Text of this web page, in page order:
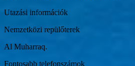
Utazási információk
Nemzetközi repülőterek
Al Muharraq.
Fontosabb telefonszámok